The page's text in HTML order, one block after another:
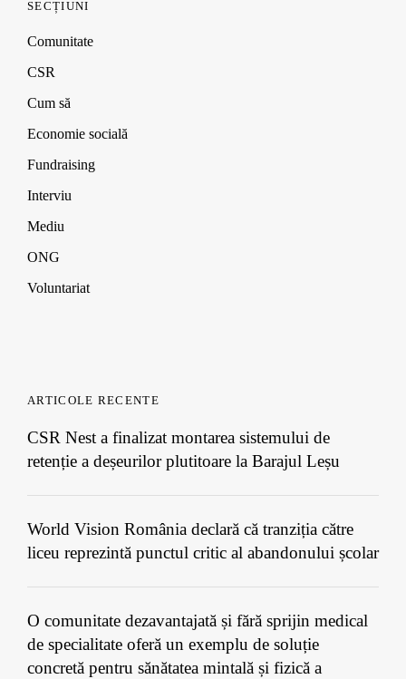
SECȚIUNI
Comunitate
CSR
Cum să
Economie socială
Fundraising
Interviu
Mediu
ONG
Voluntariat
ARTICOLE RECENTE
CSR Nest a finalizat montarea sistemului de
retenție a deșeurilor plutitoare la Barajul Leșu
World Vision România declară că tranziția către
liceu reprezintă punctul critic al abandonului școlar
O comunitate dezavantajată și fără sprijin medical
de specialitate oferă un exemplu de soluție
concretă pentru sănătatea mintală și fizică a